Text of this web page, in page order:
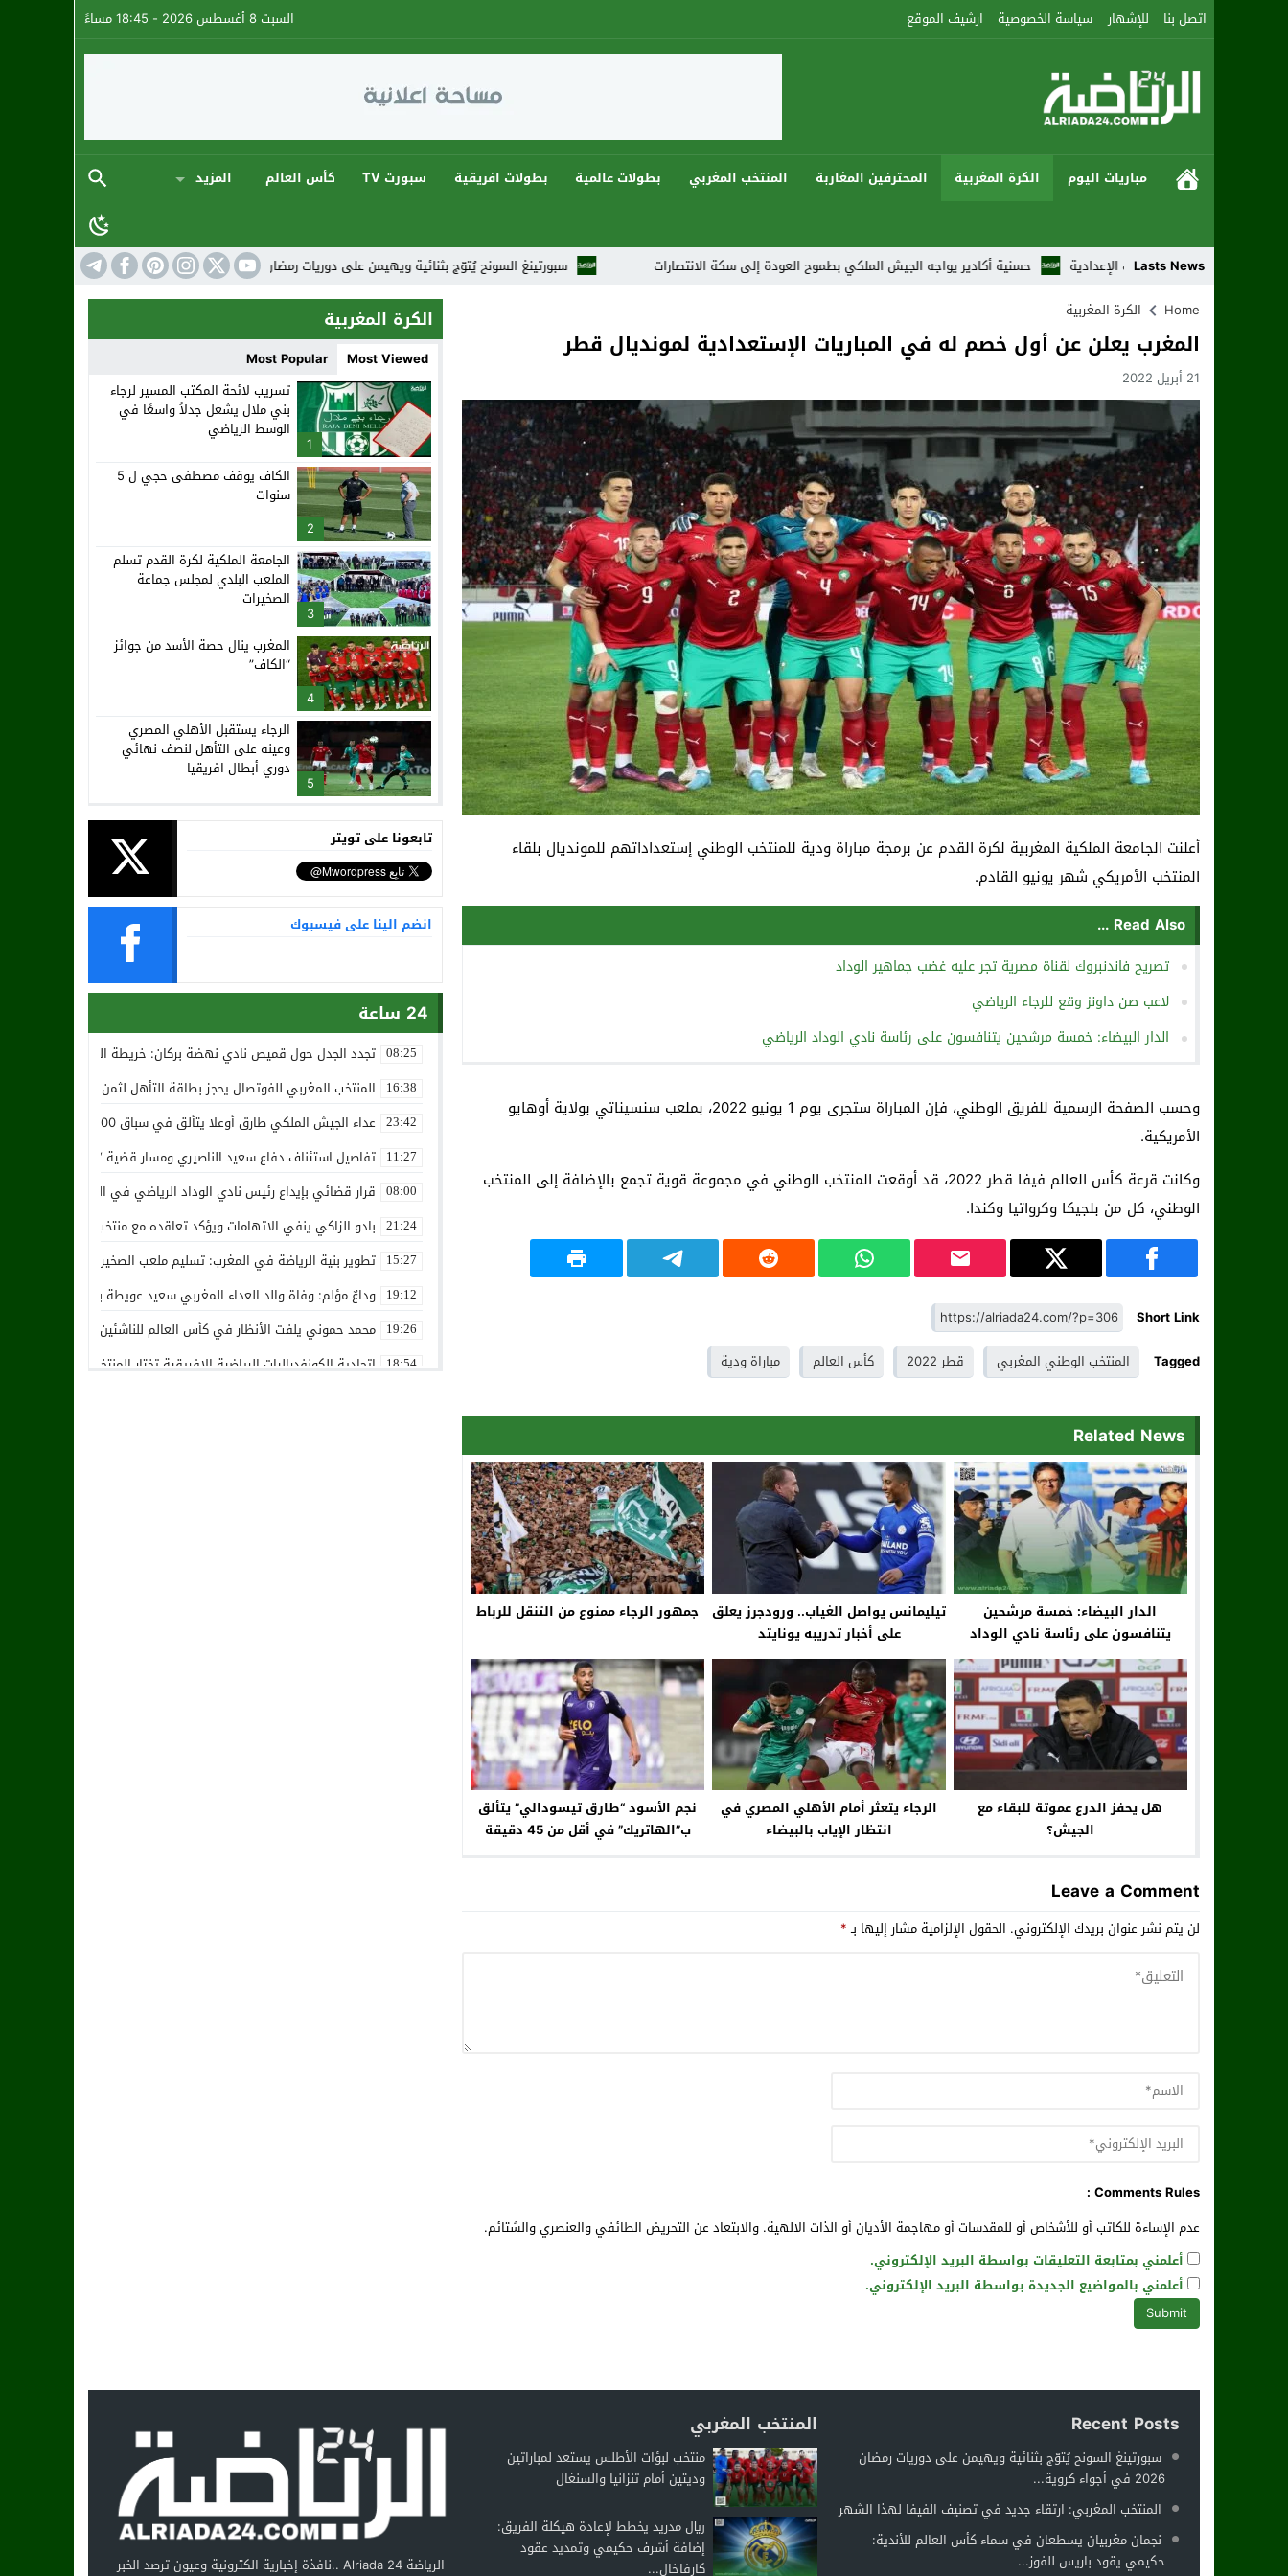
اتصل بنا للإشهار سياسة الخصوصية ارشيف الموقع السبت 8 أغسطس 2026 - 18:45 مساءً
مباريات اليوم الكرة المغربية المحترفين المغاربة المنتخب المغربي بطولات عالمية بطولات افريقية سبورت TV كأس العالم المزيد
Lasts News سبورتينغ السونح يُتوّج بثنائية ويهيمن على دوريات رمضان 2026 في أجواء كروية استثنائية المنتخب المغربي: من النزالات الإعدادية
حسنية أكادير يواجه الجيش الملكي بطموح العودة إلى سكة الانتصارات
Home
الكرة المغربية
المغرب يعلن عن أول خصم له في المباريات الإستعدادية لمونديال قطر
21 أبريل 2022
أعلنت الجامعة الملكية المغربية لكرة القدم عن برمجة مباراة ودية للمنتخب الوطني إستعداداتهم للمونديال بلقاء
المنتخب الأمريكي شهر يونيو القادم.
Read Also ...
تصريح فاندنبروك لقناة مصرية تجر عليه غضب جماهير الوداد
لاعب صن داونز وقع للرجاء الرياضي
الدار البيضاء: خمسة مرشحين يتنافسون على رئاسة نادي الوداد الرياضي
وحسب الصفحة الرسمية للفريق الوطني، فإن المباراة ستجرى يوم 1 يونيو 2022، بملعب سنسيناتي بولاية أوهايو
الأمريكية.
وكانت قرعة كأس العالم فيفا قطر 2022، قد أوقعت المنتخب الوطني في مجموعة قوية تجمع بالإضافة إلى المنتخب
الوطني، كل من بلجيكا وكرواتيا وكندا.
Short Link
Tagged
المنتخب الوطني المغربي قطر 2022 كأس العالم مباراة ودية
Related News
الدار البيضاء: خمسة مرشحين
يتنافسون على رئاسة نادي الوداد
الرياضي
تيليمانس يواصل الغياب.. ورودجرز يعلق
على أخبار تدريبه يونايتد
جمهور الرجاء ممنوع من التنقل للرباط
هل يحفز الدرع عموتة للبقاء مع
الجيش؟
الرجاء يتعثر أمام الأهلي المصري في
انتظار الإياب بالبيضاء
نجم الأسود “طارق تيسودالي” يتألق
ب”الهاتريك” في أقل من 45 دقيقة
Leave a Comment
لن يتم نشر عنوان بريدك الإلكتروني. الحقول الإلزامية مشار إليها بـ*
Comments Rules :
عدم الإساءة للكاتب أو للأشخاص أو للمقدسات أو مهاجمة الأديان أو الذات الالهية. والابتعاد عن التحريض الطائفي والعنصري والشتائم.
أعلمني بمتابعة التعليقات بواسطة البريد الإلكتروني.
أعلمني بالمواضيع الجديدة بواسطة البريد الإلكتروني.
الكرة المغربية
Most Viewed
Most Popular
1
تسريب لائحة المكتب المسير لرجاء
بني ملال يشعل جدلاً واسعًا في
الوسط الرياضي
2
الكاف يوقف مصطفى حجي ل 5
سنوات
3
الجامعة الملكية لكرة القدم تسلم
الملعب البلدي لمجلس جماعة
الصخيرات
4
المغرب ينال حصة الأسد من جوائز
“الكاف”
5
الرجاء يستقبل الأهلي المصري
وعينه على التأهل لنصف نهائي
دوري أبطال افريقيا
تابعونا على تويتر
انضم الينا على فيسبوك
24 ساعة
08:25 تجدد الجدل حول قميص نادي نهضة بركان: خريطة المغرب تثير استياء
16:38 المنتخب المغربي للفوتصال يحجز بطاقة التأهل لثمن نهائي مونديال
23:42 عداء الجيش الملكي طارق أوعلا يتألق في سباق 4200 متر بمدينة سلا
11:27 تفاصيل استئناف دفاع سعيد الناصيري ومسار قضية ‘بارون المخدرات
08:00 قرار قضائي بإيداع رئيس نادي الوداد الرياضي في السجن في قضية
21:24 بادو الزاكي ينفي الاتهامات ويؤكد تعاقده مع منتخب النيجر دون تكفل
15:27 تطوير بنية الرياضة في المغرب: تسليم ملعب الصخيرات بالعشب
19:12 وداعٌ مؤلم: وفاة والد العداء المغربي سعيد عويطة بعد صراع طويل
19:26 محمد حموني يلفت الأنظار في كأس العالم للناشئين ويثير اهتمام
18:54 اتحادية الكونفدراليات الرياضية الإفريقية تختار المنتخب الوطني
Recent Posts
سبورتينغ السونح يُتوّج بثنائية ويهيمن على دوريات رمضان
2026 في أجواء كروية...
المنتخب المغربي: ارتقاء جديد في تصنيف الفيفا لهذا الشهر
نجمان مغربيان يسطعان في سماء كأس العالم للأندية:
حكيمي يقود باريس للفوز...
المنتخب المغربي
منتخب لبؤات الأطلس يستعد لمباراتين
وديتين أمام تنزانيا والسنغال
ريال مدريد يخطط لإعادة هيكلة الفريق:
إضافة أشرف حكيمي وتمديد عقود
كارفاخال...
الرياضة Alriada 24 ..نافذة إخبارية الكترونية وعيون ترصد الخبر